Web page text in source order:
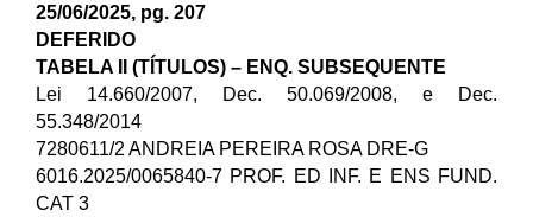
25/06/2025, pg. 207
DEFERIDO
TABELA II (TÍTULOS) – ENQ. SUBSEQUENTE
Lei 14.660/2007, Dec. 50.069/2008, e Dec.
55.348/2014
7280611/2 ANDREIA PEREIRA ROSA DRE-G
6016.2025/0065840-7 PROF. ED INF. E ENS FUND.
CAT 3